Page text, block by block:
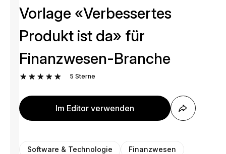
Vorlage «Verbessertes
Produkt ist da» für
Finanzwesen-Branche
5 Sterne
Im Editor verwenden
Software & Technologie
Finanzwesen